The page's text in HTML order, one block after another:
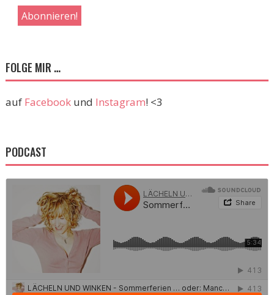
FOLGE MIR …
auf Facebookund Instagram! <3
PODCAST